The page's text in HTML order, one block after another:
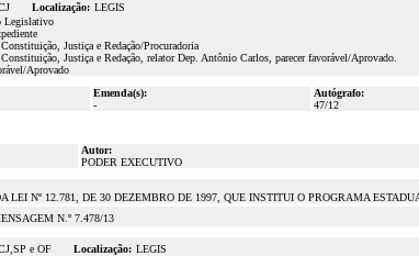
Localização: LEGIS
Legislativo
Justiça e Redação/Procuradoria
Justiça e Redação, relator Dep. Antônio Carlos, parecer favorável/Aprovado.
Aprovado
Emenda(s):
-
Autógrafo:
47/12
Autor:
PODER EXECUTIVO
LEI Nº 12.781, DE 30 DEZEMBRO DE 1997, QUE INSTITUI O PROGRAMA
N.º 7.478/13
e OF Localização: LEGIS